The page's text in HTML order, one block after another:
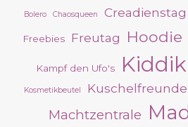
Bolero Chaosqueen Creadienstag
Freebies Freutag Hoodie
Kampf den Ufo's
Kosmetikbeutel Kuschelfreunde
Machtzentrale